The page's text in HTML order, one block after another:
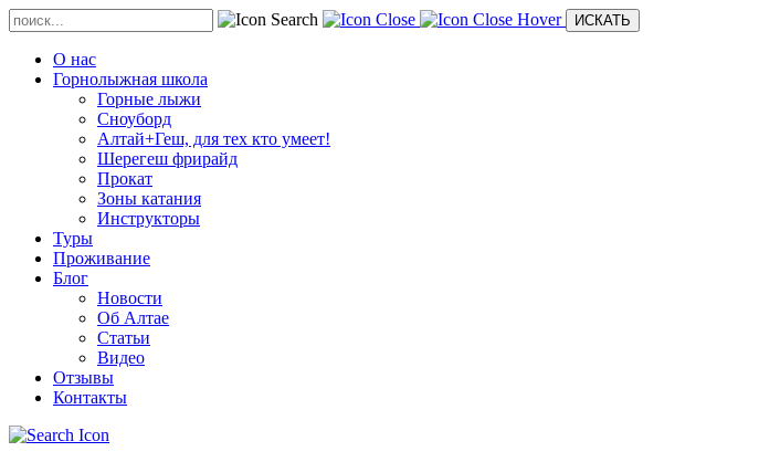
О нас
Горнолыжная школа
Горные лыжи
Сноуборд
Алтай+Геш, для тех кто умеет!
Шерегеш фрирайд
Прокат
Зоны катания
Инструкторы
Туры
Проживание
Блог
Новости
Об Алтае
Статьи
Видео
Отзывы
Контакты